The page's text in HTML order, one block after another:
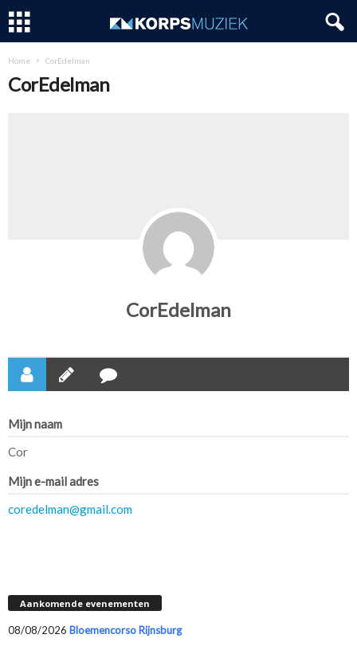
Home CorEdelman
CorEdelman
CorEdelman
Mijn naam
Cor
Mijn e-mail adres
coredelman@gmail.com
Aankomende evenementen
08/08/2026 Bloemencorso Rijnsburg